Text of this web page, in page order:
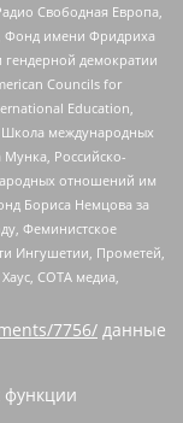
Свободная Европа,
Фонд имени Фридриха
демократии
Councils for
Education,
международных
Российско-
отношений им
Бориса Немцова за
Феминистское
Ингушетии, Прометей,
СОТА медиа,
7756/ данные